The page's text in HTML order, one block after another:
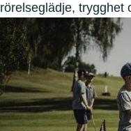
rörelseglädje, trygghet